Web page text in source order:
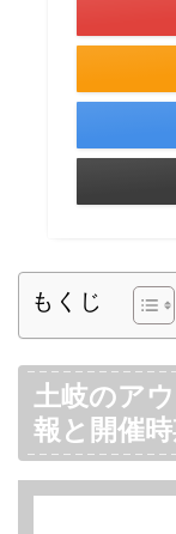
もくじ
土岐のア
報と開催時